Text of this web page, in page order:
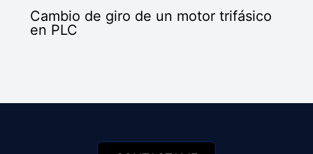
Cambio de giro de un motor trifásico
en PLC